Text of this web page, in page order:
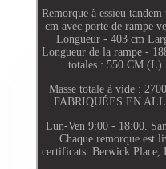
Remorque à essieu
cm avec porte de rampe
Longueur - 403 cm
Longueur de la rampe -
totales : 550 CM
Masse totale à vide :
FABRIQUÉES EN
Lun-Ven 9:00 - 18:00.
Chaque remorque est
certificats. Berwick Place,